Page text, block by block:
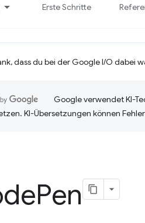
Erste Schritte
dass du bei der Google I/O dabei
Google verwendet KI-
KI-Übersetzungen können
Pen